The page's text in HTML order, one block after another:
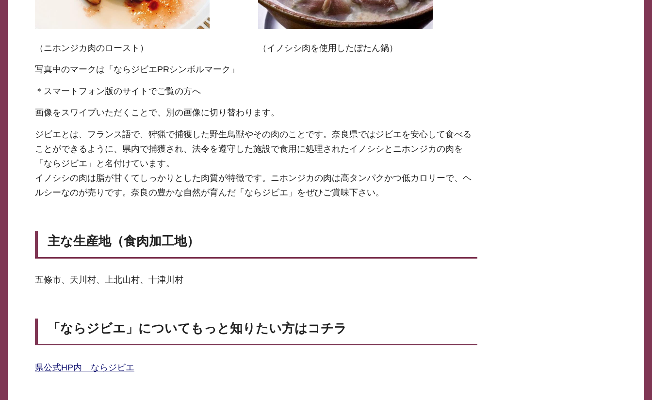
（ニホンジカ肉のロースト） （イノシシ肉を使用したぼたん鍋）
写真中のマークは「ならジビエPRシンボルマーク」
＊スマートフォン版のサイトでご覧の方へ
画像をスワイプいただくことで、別の画像に切り替わります。
ジビエとは、フランス語で、狩猟で捕獲した野生鳥獣やその肉のことです。奈良県ではジビエを安心して食べる
ことができるように、県内で捕獲され、法令を遵守した施設で食用に処理されたイノシシとニホンジカの肉を
「ならジビエ」と名付けています。
イノシシの肉は脂が甘くてしっかりとした肉質が特徴です。ニホンジカの肉は高タンパクかつ低カロリーで、ヘ
ルシーなのが売りです。奈良の豊かな自然が育んだ「ならジビエ」をぜひご賞味下さい。
主な生産地（食肉加工地）
五條市、天川村、上北山村、十津川村
「ならジビエ」についてもっと知りたい方はコチラ
県公式HP内 ならジビエ